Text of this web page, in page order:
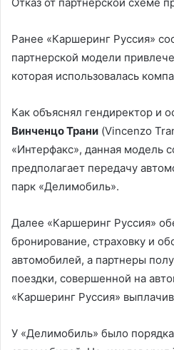
Ранее «Каршеринг Руссия»
партнерской модели
которая использовалась
Как объяснял гендиректор и
Винченцо Трани (Vincenzo
«Интерфакс», данная модель
предполагает передачу
парк «Делимобиль».
Далее «Каршеринг Руссия»
бронирование, страховку и
автомобилей, а партнеры
поездки, совершенной на
«Каршеринг Руссия»
У «Делимобиль» было